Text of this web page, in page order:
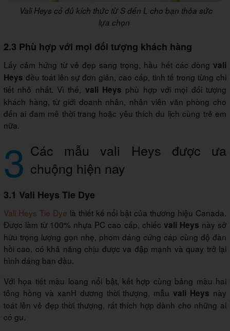
Vali Heys có đủ kích thức từ S đến L cho bạn thỏa sức
lựa chọn
2.3 Phù hợp với mọi đối tượng khách hàng
Lấy cảm hứng từ vẻ đẹp sang trọng, hầu hết các dòng vali
Heys đều toát lên sự đơn giản, cao cấp, tinh tế trong từng chi
tiết nhỏ nhất. Vì thế, vali Heys phù hợp với mọi đối tượng
khách hàng, từ giới doanh nhân, nhân viên văn phòng cho
đến ai đam mê thời trang hoặc yêu thích du lịch cùng trẻ em
nữa.
3 Các mẫu vali Heys được ưa
chuộng hiện nay
3.1 Vali Heys Tie Dye
Vali Heys Tie Dye là thiết kế nổi bật của thương hiệu Canada.
Được làm từ 100% nhựa PC cao cấp, chiếc vali Heys này sở
hữu trọng lượng gọn nhẹ, phom dáng cứng cáp cùng độ đàn
hồi cao, có khả năng chịu được va đập mạnh và quay trở lại
hình dáng ban đầu.
Với họa tiết màu loang nổi bật, kết hợp cùng bảng màu hai
tông hồng và xanH dương thời thượng, mẫuvali Heys này
toát lên vẻ đẹp thời thượng, rất thích hợp dành cho những ai
có gu.